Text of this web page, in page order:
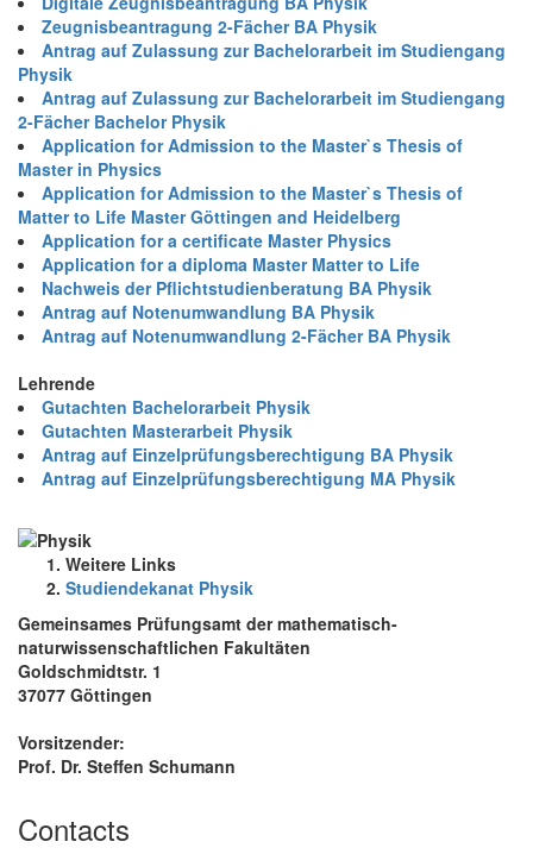
Zeugnisbeantragung 2-Fächer BA Physik
Antrag auf Zulassung zur Bachelorarbeit im Studiengang
Physik
Antrag auf Zulassung zur Bachelorarbeit im Studiengang
2-Fächer Bachelor Physik
Application for Admission to the Master`s Thesis of
Master in Physics
Application for Admission to the Master`s Thesis of
Matter to Life Master Göttingen and Heidelberg
Application for a certificate Master Physics
Application for a diploma Master Matter to Life
Nachweis der Pflichtstudienberatung BA Physik
Antrag auf Notenumwandlung BA Physik
Antrag auf Notenumwandlung 2-Fächer BA Physik
Lehrende
Gutachten Bachelorarbeit Physik
Gutachten Masterarbeit Physik
Antrag auf Einzelprüfungsberechtigung BA Physik
Antrag auf Einzelprüfungsberechtigung MA Physik
Weitere Links
Studiendekanat Physik
Gemeinsames Prüfungsamt der mathematisch-
naturwissenschaftlichen Fakultäten
Goldschmidtstr. 1
37077 Göttingen
Vorsitzender:
Prof. Dr. Steffen Schumann
Contacts